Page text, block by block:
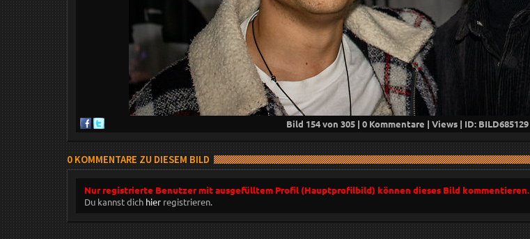
Bild 154von 305 | 0Kommentare | Views | ID: BILD685129
0 KOMMENTARE ZU DIESEM BILD
Nur registrierte Benutzer mit ausgefülltem Profil (Hauptprofilbild) können dieses Bild kommentieren.
Du kannst dich hier registrieren.